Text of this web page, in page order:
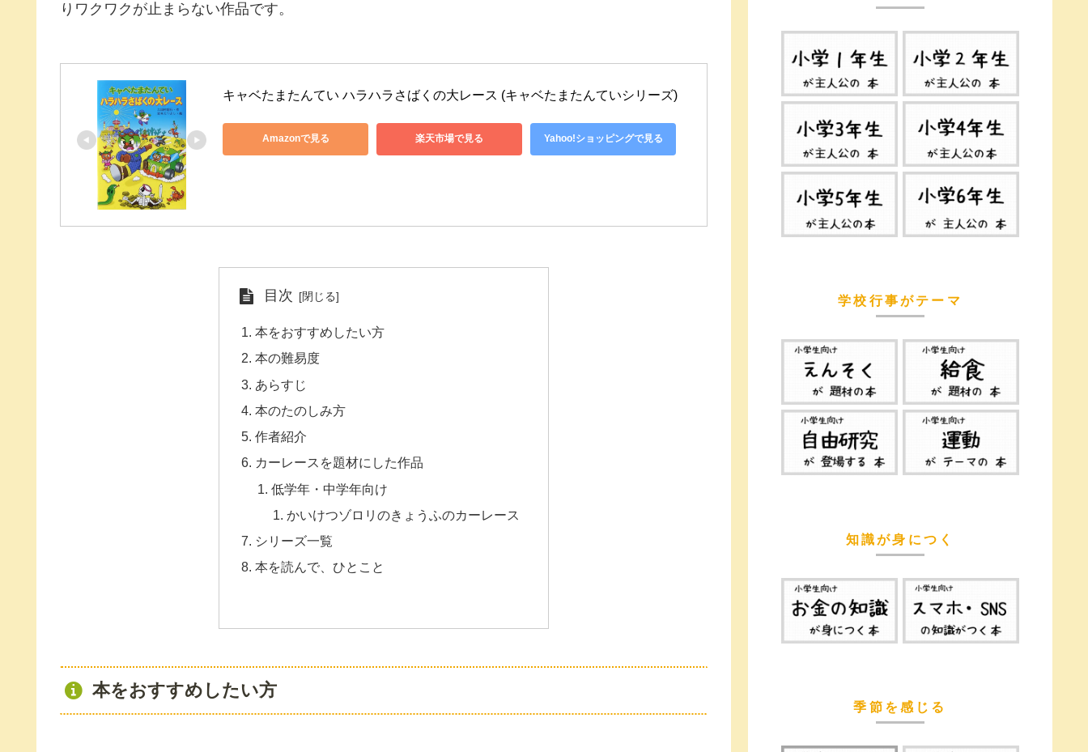
りワクワクが止まらない作品です。
キャベたまたんてい ハラハラさばくの大レース (キャベたまたんていシリーズ)
Amazonで見る 楽天市場で見る Yahoo!ショッピングで見る
目次
本をおすすめしたい方
本の難易度
あらすじ
本のたのしみ方
作者紹介
カーレースを題材にした作品
低学年・中学年向け
かいけつゾロリのきょうふのカーレース
シリーズ一覧
本を読んで、ひとこと
本をおすすめしたい方
学校行事がテーマ
知識が身につく
季節を感じる